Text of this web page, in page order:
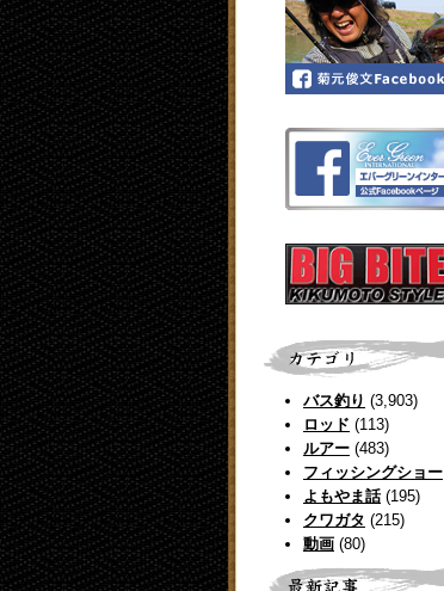
バス釣り (3,903)
ロッド (113)
ルアー (483)
フィッシングショー
よもやま話(195)
クワガタ (215)
動画 (80)